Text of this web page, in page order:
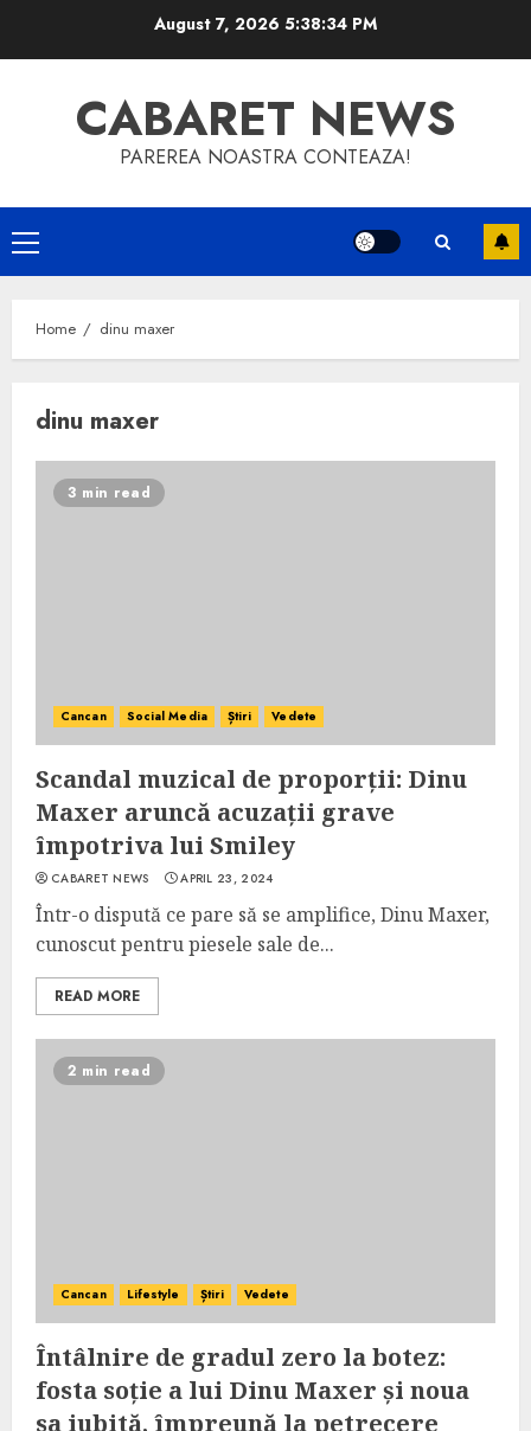
August 7, 2026 5:38:34 PM
CABARET NEWS
PAREREA NOASTRA CONTEAZA!
Primary
Menu
Home dinu maxer
dinu maxer
3 min read
Cancan Social Media Știri Vedete
Scandal muzical de proporții: Dinu
Maxer aruncă acuzații grave
împotriva lui Smiley
CABARET NEWS APRIL 23, 2024
Într-o dispută ce pare să se amplifice, Dinu Maxer,
cunoscut pentru piesele sale de...
READ MORE
2 min read
Cancan Lifestyle Știri Vedete
Întâlnire de gradul zero la botez:
fosta soție a lui Dinu Maxer și noua
sa iubită, împreună la petrecere